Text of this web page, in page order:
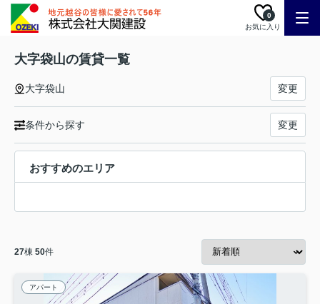
お気に入り
0
大字袋山の賃貸一覧
大字袋山 変更
条件から探す 変更
おすすめのエリア
27棟 50件
アパート